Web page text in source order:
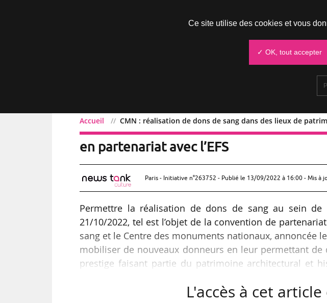
Accueil CMN : réalisation de dons de sang dans des lieux de
CMN : réalisation de dons de sang dans
en partenariat avec l’EFS
Paris - Initiative n°263752 - Publié le 13/09/2022 à 16:00- Mis à
Permettre la réalisation de dons de sang au sein
21/10/2022, tel est l’objet de la convention de
sang et le Centre des monuments nationaux, annoncée
mobiliser de nouveaux donneurs en leur permettant
prestige faisant partie du patrimoine architectural et
L'accès à cet
Ce site utilise des cookies et vous
✓ OK, tout accepter